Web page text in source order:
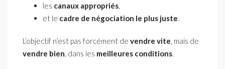
les canaux appropriés
et le cadre de négociation le plus juste
L’objectif n’est pas forcément de vendre vite , mais de
vendre bien , dans les meilleures conditions